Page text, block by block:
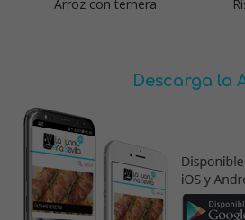
Arroz con ternera
Descarga la